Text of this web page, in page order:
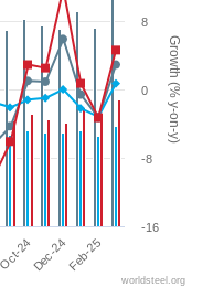
Growth (% y-on-y)
Oct-24Dec-24Feb-25
-16
-8
0
8
worldsteel.org